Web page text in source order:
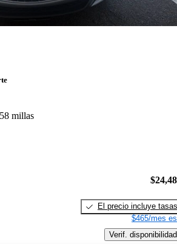
millas
El precio incluye tasas
$465/mes
Verif. disponibilidad